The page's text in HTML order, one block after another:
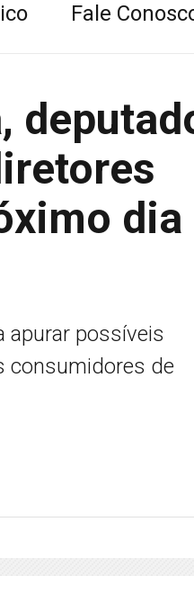
Fale
dia
apurar possíveis
consumidores de